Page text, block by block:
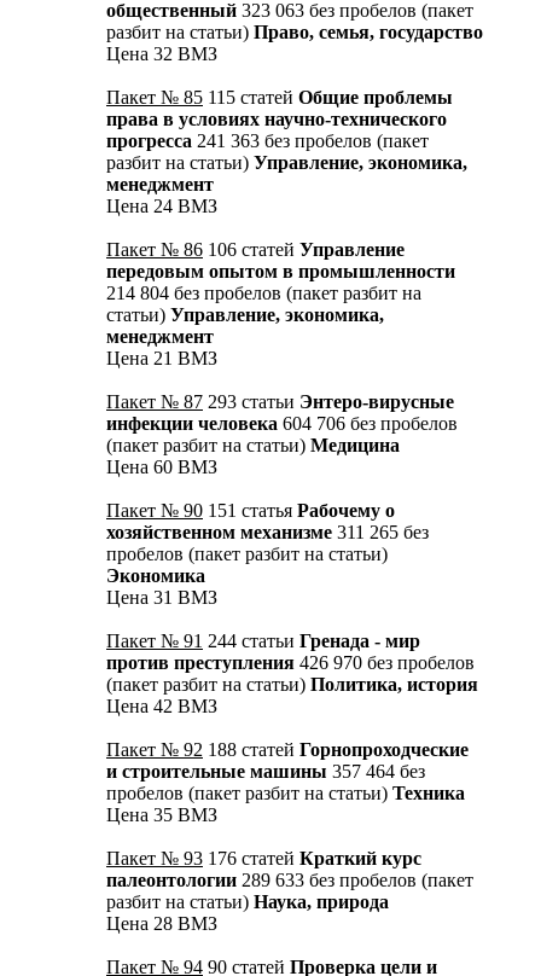
общественный 323 063 без пробелов (пакет
разбит на статьи) Право, семья, государство
Цена 32 ВМЗ
Пакет № 85 115 статей Общие проблемы
права в условиях научно-технического
прогресса 241 363 без пробелов (пакет
разбит на статьи) Управление, экономика,
менеджмент
Цена 24 ВМЗ
Пакет № 86 106 статей Управление
передовым опытом в промышленности
214 804 без пробелов (пакет разбит на
статьи) Управление, экономика,
менеджмент
Цена 21 ВМЗ
Пакет № 87 293 статьи Энтеро-вирусные
инфекции человека 604 706 без пробелов
(пакет разбит на статьи) Медицина
Цена 60 ВМЗ
Пакет № 90 151 статья Рабочему о
хозяйственном механизме 311 265 без
пробелов (пакет разбит на статьи)
Экономика
Цена 31 ВМЗ
Пакет № 91 244 статьи Гренада - мир
против преступления 426 970 без пробелов
(пакет разбит на статьи) Политика, история
Цена 42 ВМЗ
Пакет № 92 188 статей Горнопроходческие
и строительные машины 357 464 без
пробелов (пакет разбит на статьи) Техника
Цена 35 ВМЗ
Пакет № 93 176 статей Краткий курс
палеонтологии 289 633 без пробелов (пакет
разбит на статьи) Наука, природа
Цена 28 ВМЗ
Пакет № 94 90 статей Проверка цели и